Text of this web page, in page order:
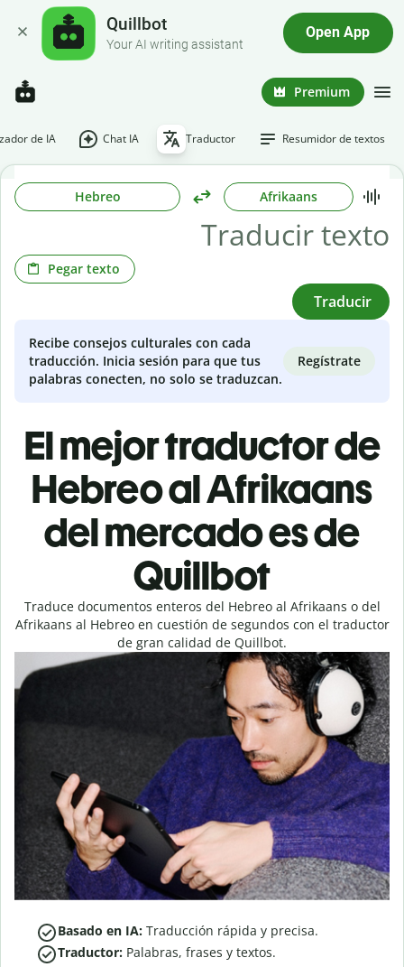
Quillbot
Your AI writing assistant
Open App
Premium
de IA Chat IA Traductor Resumidor de textos
Hebreo Afrikaans
Pegar texto
Traducir
Recibe consejos culturales con cada
traducción. Inicia sesión para que tus
palabras conecten, no solo se traduzcan.
Regístrate
El mejor traductor de
Hebreo al Afrikaans
del mercado es de
Quillbot
Traduce documentos enteros del Hebreo al Afrikaans o del
Afrikaans al Hebreo en cuestión de segundos con el traductor
de gran calidad de Quillbot.
Basado en IA: Traducción rápida y precisa.
Traductor: Palabras, frases y textos.